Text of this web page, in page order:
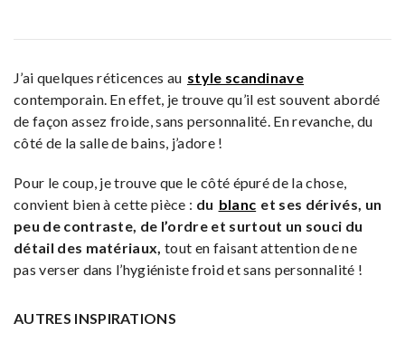
J’ai quelques réticences au style scandinave
contemporain. En effet, je trouve qu’il est souvent abordé
de façon assez froide, sans personnalité. En revanche, du
côté de la salle de bains, j’adore !
Pour le coup, je trouve que le côté épuré de la chose,
convient bien à cette pièce : du blanc et ses dérivés, un
peu de contraste, de l’ordre et surtout un souci du
détail des matériaux, tout en faisant attention de ne
pas verser dans l’hygiéniste froid et sans personnalité !
AUTRES INSPIRATIONS